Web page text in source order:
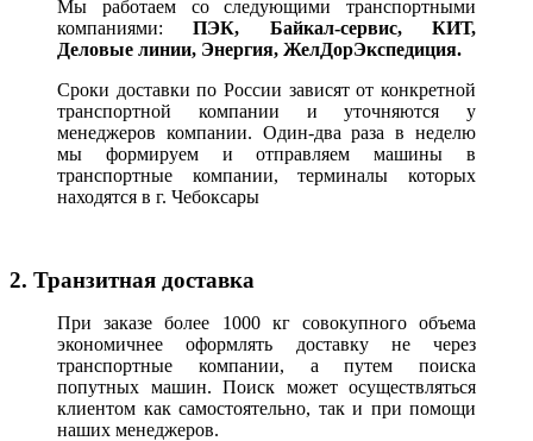
Мы работаем со следующими транспортными
компаниями:ПЭК, Байкал-сервис, КИТ,
Деловые линии, Энергия, ЖелДорЭкспедиция.
Сроки доставки по России зависят от конкретной
транспортной компании и уточняются у
менеджеров компании. Один-два раза в неделю
мы формируем и отправляем машины в
транспортные компании, терминалы которых
находятся в г. Чебоксары
2. Транзитная доставка
При заказе более 1000 кг совокупного объема
экономичнее оформлять доставку не через
транспортные компании, а путем поиска
попутных машин. Поиск может осуществляться
клиентом как самостоятельно, так и при помощи
наших менеджеров.